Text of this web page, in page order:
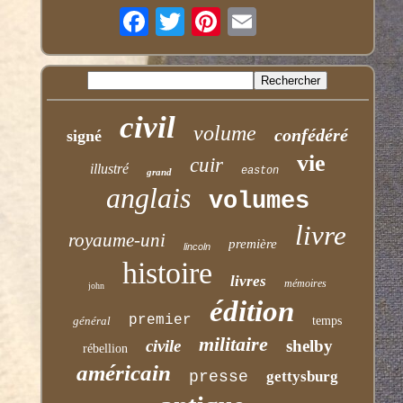
signé civil volume confédéré
illustré grand cuir easton vie
anglais volumes
royaume-uni lincoln première livre
john histoire livres mémoires
général premier édition temps
rébellion civile militaire shelby
américain presse gettysburg